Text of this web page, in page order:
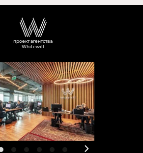
проект агентства
Whitewill